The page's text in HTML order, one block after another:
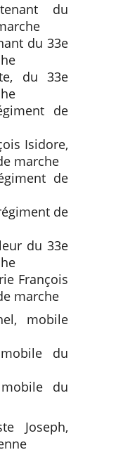
du
du 33e
du 33e
de
Isidore,
marche
de
de
du 33e
François
marche
mobile
du
du
Joseph,